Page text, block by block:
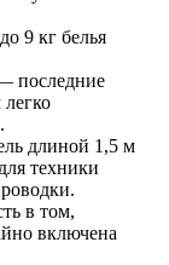
9 кг белья
последние
длиной 1,5 м
техники
в том,
включена